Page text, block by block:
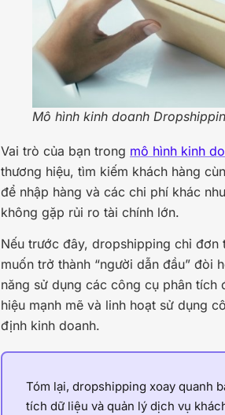
Mô hình kinh doanh
Vai trò của bạn trong mô hình kinh
thương hiệu, tìm kiếm khách hàng
để nhập hàng và các chi phí khác
không gặp rủi ro tài chính lớn.
Nếu trước đây, dropshipping chỉ
muốn trở thành “người dẫn đầu” đòi
năng sử dụng các công cụ phân tích
hiệu mạnh mẽ và linh hoạt sử dụng
định kinh doanh.
Tóm lại, dropshipping xoay quanh
tích dữ liệu và quản lý dịch vụ